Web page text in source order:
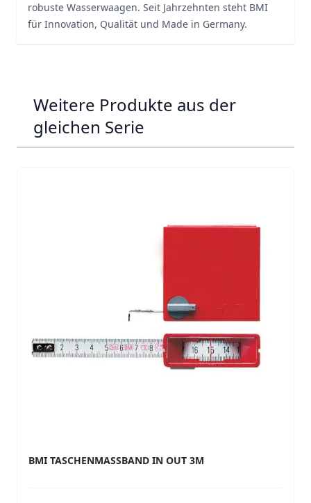
robuste Wasserwaagen. Seit Jahrzehnten steht BMI
für Innovation, Qualität und Made in Germany.
Weitere Produkte aus der
gleichen Serie
BMI TASCHENMASSBAND IN OUT 3M